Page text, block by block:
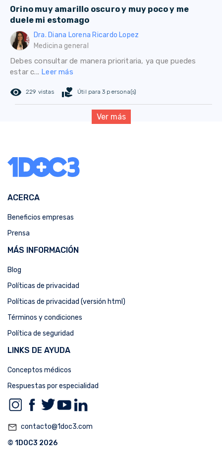
Orino muy amarillo oscuro y muy poco y me
duele mi estomago
Dra. Diana Lorena Ricardo Lopez
Medicina general
Debes consultar de manera prioritaria, ya que puedes
estar c... Leer más
remove_red_eye 229 vistas volunteer_activism Útil para 3 persona(s)
Ver más
ACERCA
Beneficios empresas
Prensa
MÁS INFORMACIÓN
Blog
Políticas de privacidad
Políticas de privacidad (versión html)
Términos y condiciones
Política de seguridad
LINKS DE AYUDA
Conceptos médicos
Respuestas por especialidad
mail_outline contacto@1doc3.com
© 1DOC3 2026